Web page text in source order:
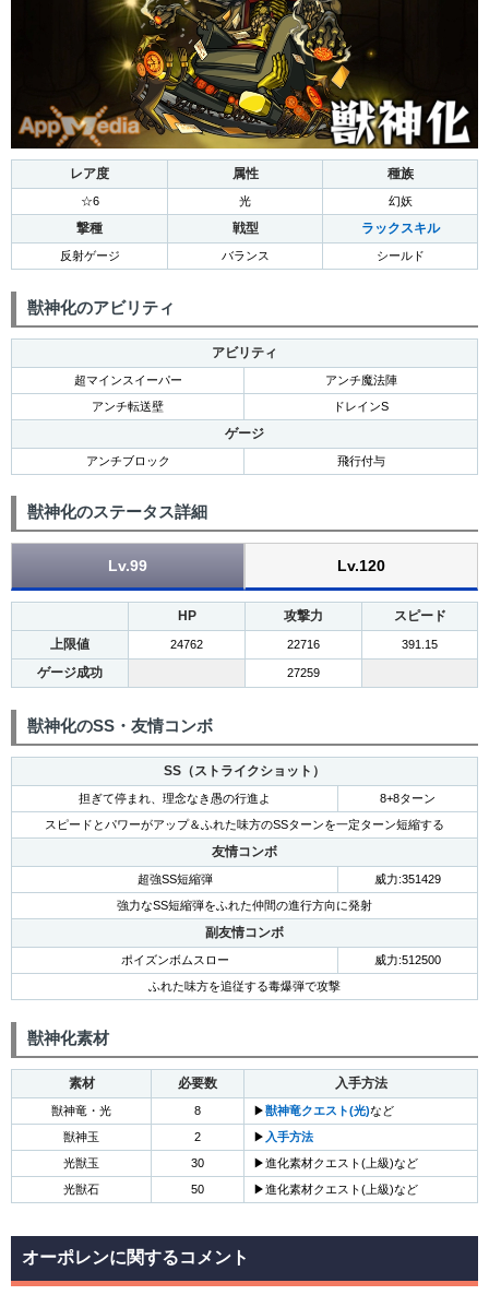
レア度 属性 種族
☆6 光 幻妖
撃種 戦型 ラックスキル
反射ゲージ バランス シールド
獣神化のアビリティ
アビリティ
超マインスイーパー
アンチ魔法陣
アンチ転送壁
ドレインS
ゲージ
アンチブロック 飛行付与
獣神化のステータス詳細
Lv.99 Lv.120
HP 攻撃力
スピード
上限値
24762 22716 391.15
ゲージ成功 27259
獣神化のSS・友情コンボ
SS（ストライクショット）
担ぎて停まれ、理念なき愚の行進よ
8+8ターン
スピードとパワーがアップ＆ふれた味方のSSターンを一定ターン短縮する
友情コンボ
超強SS短縮弾
威力:351429
強力なSS短縮弾をふれた仲間の進行方向に発射
副友情コンボ
ポイズンボムスロー
威力:512500
ふれた味方を追従する毒爆弾で攻撃
獣神化素材
素材 必要数 入手方法
獣神竜・光 8 ▶獣神竜クエスト(光)など
獣神玉
2 ▶ 入手方法
光獣玉
30
▶進化素材クエスト(上級)など
光獣石
50 ▶進化素材クエスト(上級)など
オーポレンに関するコメント